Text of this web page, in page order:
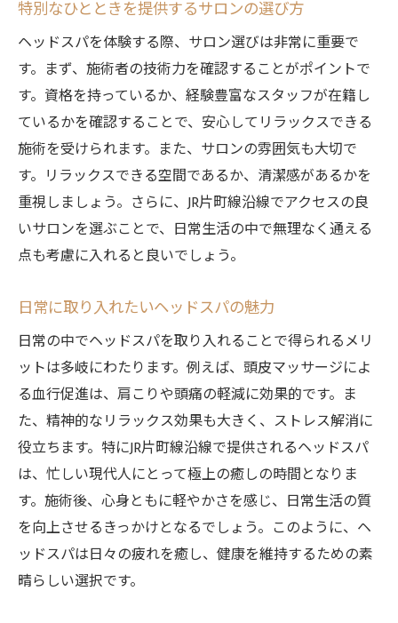
特別なひとときを提供するサロンの選び方
ヘッドスパを体験する際、サロン選びは非常に重要で
す。まず、施術者の技術力を確認することがポイントで
す。資格を持っているか、経験豊富なスタッフが在籍し
ているかを確認することで、安心してリラックスできる
施術を受けられます。また、サロンの雰囲気も大切で
す。リラックスできる空間であるか、清潔感があるかを
重視しましょう。さらに、JR片町線沿線でアクセスの良
いサロンを選ぶことで、日常生活の中で無理なく通える
点も考慮に入れると良いでしょう。
日常に取り入れたいヘッドスパの魅力
日常の中でヘッドスパを取り入れることで得られるメリ
ットは多岐にわたります。例えば、頭皮マッサージによ
る血行促進は、肩こりや頭痛の軽減に効果的です。ま
た、精神的なリラックス効果も大きく、ストレス解消に
役立ちます。特にJR片町線沿線で提供されるヘッドスパ
は、忙しい現代人にとって極上の癒しの時間となりま
す。施術後、心身ともに軽やかさを感じ、日常生活の質
を向上させるきっかけとなるでしょう。このように、ヘ
ッドスパは日々の疲れを癒し、健康を維持するための素
晴らしい選択です。